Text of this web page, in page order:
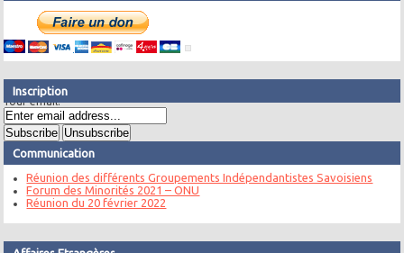
Inscription
Your email:
Communication
Réunion des différents Groupements Indépendantistes Savoisiens
Forum des Minorités 2021 – ONU
Réunion du 20 février 2022